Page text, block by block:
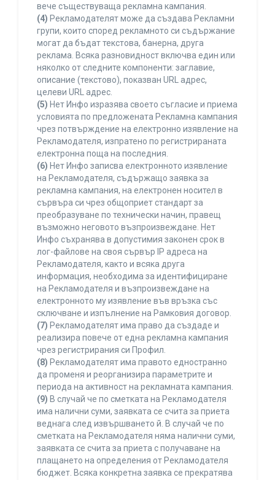
вече съществуваща рекламна кампания.
(4) Рекламодателят може да създава Рекламни
групи, които според рекламното си съдържание
могат да бъдат текстова, банерна, друга
реклама. Всяка разновидност включва един или
няколко от следните компоненти: заглавие,
описание (текстово), показван URL адрес,
целеви URL адрес.
(5) Нет Инфо изразява своето съгласие и приема
условията по предложената Рекламна кампания
чрез потвърждение на електронно изявление на
Рекламодателя, изпратено по регистрираната
електронна поща на последния.
(6) Нет Инфо записва електронното изявление
на Рекламодателя, съдържащо заявка за
рекламна кампания, на електронен носител в
сървъра си чрез общоприет стандарт за
преобразуване по технически начин, правещ
възможно неговото възпроизвеждане. Нет
Инфо съхранява в допустимия законен срок в
лог-файлове на своя сървър IP адреса на
Рекламодателя, както и всяка друга
информация, необходима за идентифициране
на Рекламодателя и възпроизвеждане на
електронното му изявление във връзка със
сключване и изпълнение на Рамковия договор.
(7) Рекламодателят има право да създаде и
реализира повече от една рекламна кампания
чрез регистрирания си Профил.
(8) Рекламодателят има правото едностранно
да променя и реорганизира параметрите и
периода на активност на рекламната кампания.
(9) В случай че по сметката на Рекламодателя
има налични суми, заявката се счита за приета
веднага след извършването й. В случай че по
сметката на Рекламодателя няма налични суми,
заявката се счита за приета с получаване на
плащането на определения от Рекламодателя
бюджет. Всяка конкретна заявка се прекратява